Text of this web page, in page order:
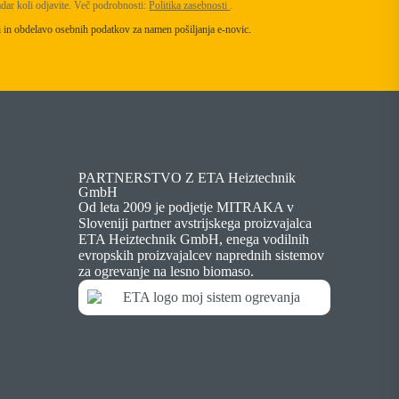
koli odjavite. Več podrobnosti:Politika zasebnosti .
obdelavo osebnih podatkov za namen pošiljanja e-novic.
PARTNERSTVO Z ETA Heiztechnik
GmbH
Od leta 2009 je podjetje MITRAKA v
Sloveniji partner avstrijskega proizvajalca
ETA Heiztechnik GmbH, enega vodilnih
evropskih proizvajalcev naprednih sistemov
za ogrevanje na lesno biomaso.